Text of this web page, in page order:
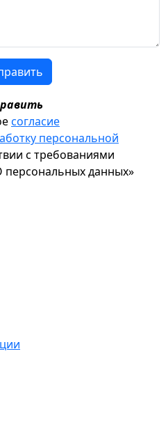
согласие
персональной
с требованиями
персональных данных»